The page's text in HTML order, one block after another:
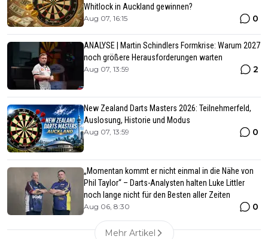
Whitlock in Auckland gewinnen?
Aug 07, 16:15 0
ANALYSE | Martin Schindlers Formkrise: Warum 2027
noch größere Herausforderungen warten
Aug 07, 13:59 2
New Zealand Darts Masters 2026: Teilnehmerfeld,
Auslosung, Historie und Modus
Aug 07, 13:59 0
„Momentan kommt er nicht einmal in die Nähe von
Phil Taylor“ – Darts-Analysten halten Luke Littler
noch lange nicht für den Besten aller Zeiten
Aug 06, 8:30 0
Mehr Artikel